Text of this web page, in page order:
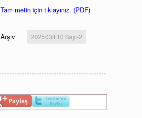
Tam metin için tıklayınız. (PDF)
Arşiv 2025/Cilt:10 Sayı-2